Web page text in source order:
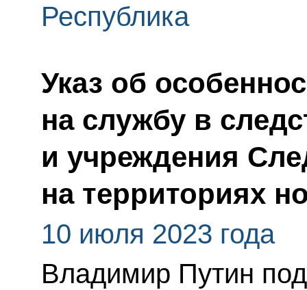
Республика
Указ об
на службу в
и учреждения
на территориях
10 июля 2023 года
Владимир Путин